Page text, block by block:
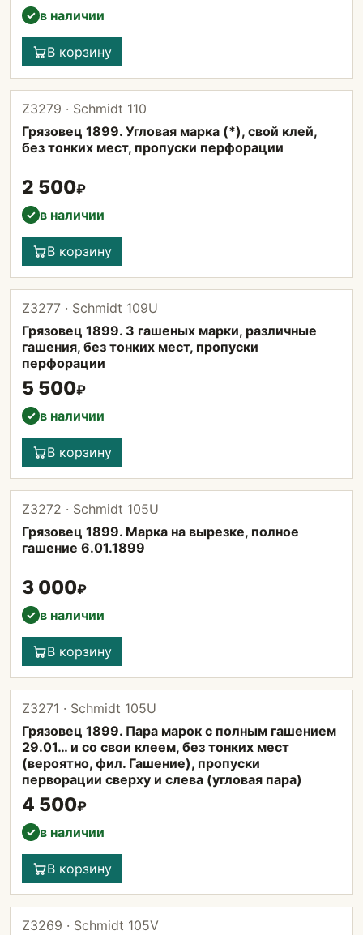
✓ в наличии
В корзину
Z3279 · Schmidt 110
Грязовец 1899. Угловая марка (*), свой клей,
без тонких мест, пропуски перфорации
2 500₽
✓ в наличии
В корзину
Z3277 · Schmidt 109U
Грязовец 1899. 3 гашеных марки, различные
гашения, без тонких мест, пропуски
перфорации
5 500₽
✓ в наличии
В корзину
Z3272 · Schmidt 105U
Грязовец 1899. Марка на вырезке, полное
гашение 6.01.1899
3 000₽
✓ в наличии
В корзину
Z3271 · Schmidt 105U
Грязовец 1899. Пара марок с полным гашением
29.01… и со свои клеем, без тонких мест
(вероятно, фил. Гашение), пропуски
перворации сверху и слева (угловая пара)
4 500₽
✓ в наличии
В корзину
Z3269 · Schmidt 105V